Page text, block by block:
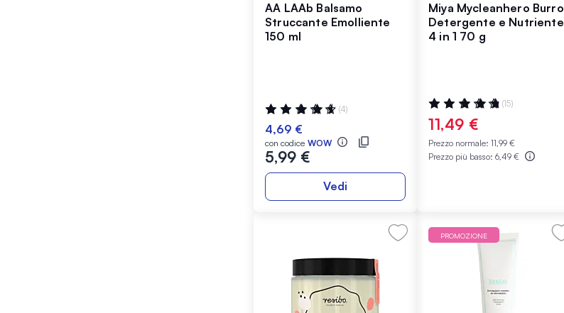
AA LAAb Balsamo
Struccante Emolliente
150 ml
Valutazione:
95%
(4)
4,69 €
con codice WOW
5,99 €
Vedi
Miya Mycleanhero Burro
Detergente e Nutriente
4 in 1 70 g
Valutazione:
99%
(15)
11,49 €
Prezzo normale: 11,99 €
Prezzo più basso: 6,49 €
PROMOZIONE